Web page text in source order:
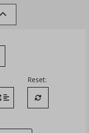
między literami
Zmień interlinię i margines
Reset:
Przywróć